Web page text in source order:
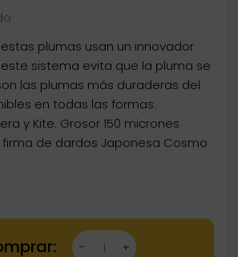
estas plumas usan un innovador
sistema evita que la pluma se
las plumas más duraderas del
en todas las formas:
y Kite. Grosor 150 micrones
de dardos Japonesa Cosmo
Plumas Fit Flight 6 unid. Super